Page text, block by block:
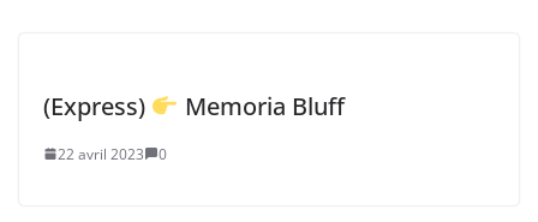
(Express) Memoria Bluff
22 avril 2023 0